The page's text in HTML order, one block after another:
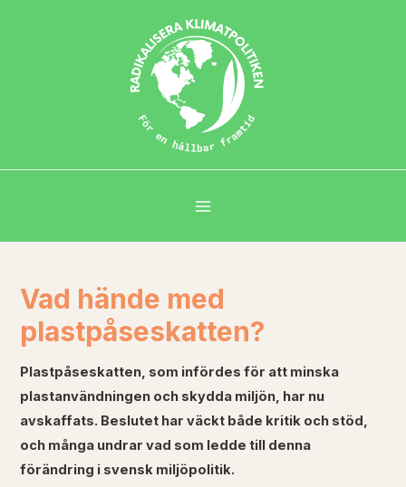
Vad hände med
plastpåseskatten?
Plastpåseskatten, som infördes för att minska
plastanvändningen och skydda miljön, har nu
avskaffats. Beslutet har väckt både kritik och stöd,
och många undrar vad som ledde till denna
förändring i svensk miljöpolitik.